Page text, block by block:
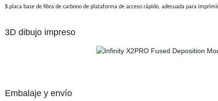
5.placa base de fibra de carbono de plataforma de acceso rápido, adecuada para
3D dibujo impreso
Embalaje y envío